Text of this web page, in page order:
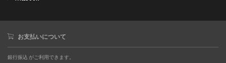
お支払いについて
銀行振込 がご利用できます。